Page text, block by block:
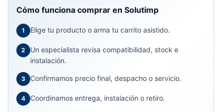
Cómo funciona comprar en Solutimp
1 Elige tu producto o arma tu carrito asistido.
2
Un especialista revisa compatibilidad, stock e
instalación.
3 Confirmamos precio final, despacho o servicio.
4 Coordinamos entrega, instalación o retiro.